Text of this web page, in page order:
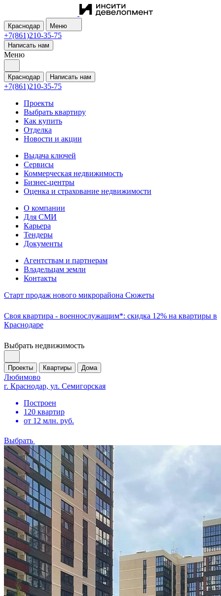
Краснодар Меню
+7(861)210-35-75
Написать нам
Меню
Краснодар Написать нам
+7(861)210-35-75
Проекты
Выбрать квартиру
Как купить
Отделка
Новости и акции
Выдача ключей
Сервисы
Коммерческая недвижимость
Бизнес-центры
Оценка и страхование недвижимости
О компании
Для СМИ
Карьера
Тендеры
Документы
Агентствам и партнерам
Владельцам земли
Контакты
Старт продаж нового микрорайона Сюжеты
Своя квартира - военнослужащим*: скидка 12% на квартиры в
Краснодаре
Выбрать недвижимость
Проекты Квартиры Дома
Любимово
г. Краснодар, ул. Семигорская
Построен
120 квартир
от 12 млн. руб.
Выбрать